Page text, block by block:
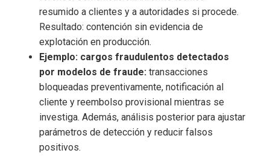
resumido a clientes y a autoridades si procede.
Resultado: contención sin evidencia de
explotación en producción.
Ejemplo: cargos fraudulentos detectados
por modelos de fraude: transacciones
bloqueadas preventivamente, notificación al
cliente y reembolso provisional mientras se
investiga. Además, análisis posterior para ajustar
parámetros de detección y reducir falsos
positivos.